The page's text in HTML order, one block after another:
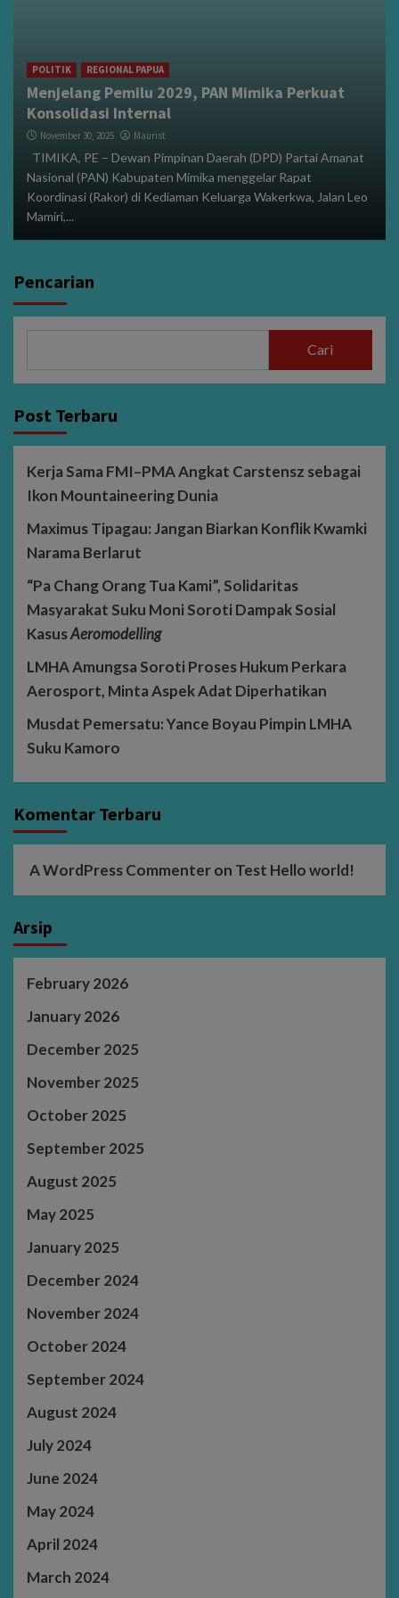
POLITIK REGIONAL PAPUA
Menjelang Pemilu 2029, PAN Mimika Perkuat
Konsolidasi Internal
November 30, 2025 Maurist
TIMIKA, PE – Dewan Pimpinan Daerah (DPD) Partai Amanat
Nasional (PAN) Kabupaten Mimika menggelar Rapat
Koordinasi (Rakor) di Kediaman Keluarga Wakerkwa, Jalan Leo
Mamiri,...
Pencarian
Cari
Post Terbaru
Kerja Sama FMI–PMA Angkat Carstensz sebagai
Ikon Mountaineering Dunia
Maximus Tipagau: Jangan Biarkan Konflik Kwamki
Narama Berlarut
“Pa Chang Orang Tua Kami”, Solidaritas
Masyarakat Suku Moni Soroti Dampak Sosial
KasusAeromodelling
LMHA Amungsa Soroti Proses Hukum Perkara
Aerosport, Minta Aspek Adat Diperhatikan
Musdat Pemersatu: Yance Boyau Pimpin LMHA
Suku Kamoro
Komentar Terbaru
A WordPress Commenteron Test Hello world!
Arsip
February 2026
January 2026
December 2025
November 2025
October 2025
September 2025
August 2025
May 2025
January 2025
December 2024
November 2024
October 2024
September 2024
August 2024
July 2024
June 2024
May 2024
April 2024
March 2024